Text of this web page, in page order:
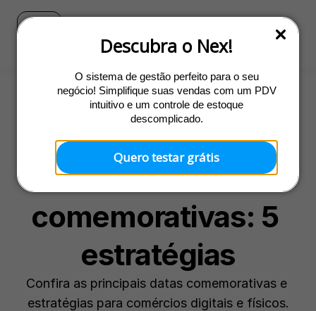
Descubra o Nex!
O sistema de gestão perfeito para o seu
negócio! Simplifique suas vendas com um PDV
intuitivo e um controle de estoque
descomplicado.
Quero testar grátis
Promoções
Como vender mais
em datas
comemorativas: 5
estratégias
Confira as principais datas comemorativas e
estratégias para comércios digitais e físicos.
Blog Ir para o site do Nex